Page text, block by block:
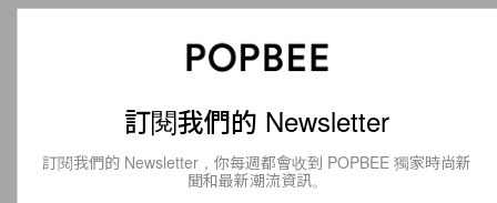
訂閱我們的 Newsletter
訂閱我們的 Newsletter，你每週都會收到 POPBEE 獨家時尚新
聞和最新潮流資訊。